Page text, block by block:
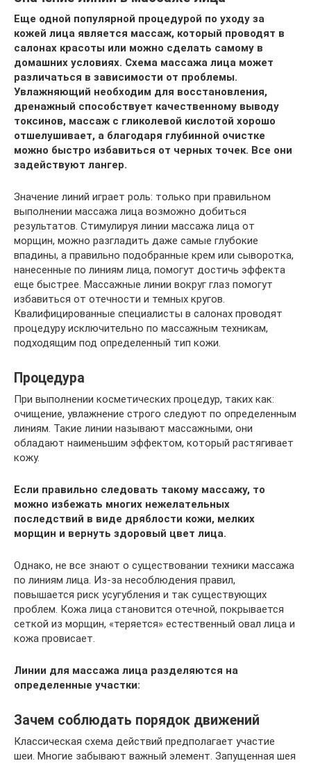
Еще одной популярной процедурой по уходу за
кожей лица является массаж, который проводят в
салонах красоты или можно сделать самому в
домашних условиях. Схема массажа лица может
различаться в зависимости от проблемы.
Увлажняющий необходим для восстановления,
дренажный способствует качественному выводу
токсинов, массаж с гликолевой кислотой хорошо
отшелушивает, а благодаря глубинной очистке
можно быстро избавиться от черных точек. Все они
задействуют лангер.
Значение линий играет роль: только при правильном
выполнении массажа лица возможно добиться
результатов. Стимулируя линии массажа лица от
морщин, можно разгладить даже самые глубокие
впадины, а правильно подобранные крем или сыворотка,
нанесенные по линиям лица, помогут достичь эффекта
еще быстрее. Массажные линии вокруг глаз помогут
избавиться от отечности и темных кругов.
Квалифицированные специалисты в салонах проводят
процедуру исключительно по массажным техникам,
подходящим под определенный тип кожи.
Процедура
При выполнении косметических процедур, таких как:
очищение, увлажнение строго следуют по определенным
линиям. Такие линии называют массажными, они
обладают наименьшим эффектом, который растягивает
кожу.
Если правильно следовать такому массажу, то
можно избежать многих нежелательных
последствий в виде дряблости кожи, мелких
морщин и вернуть здоровый цвет лица.
Однако, не все знают о существовании техники массажа
по линиям лица. Из-за несоблюдения правил,
повышается риск усугубления и так существующих
проблем. Кожа лица становится отечной, покрывается
сеткой из морщин, «теряется» естественный овал лица и
кожа провисает.
Линии для массажа лица разделяются на
определенные участки:
Зачем соблюдать порядок движений
Классическая схема действий предполагает участие
шеи. Многие забывают важный элемент. Запущенная шея